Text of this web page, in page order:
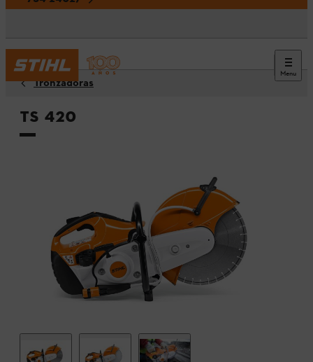
Menu
Tronzadoras
TS 420